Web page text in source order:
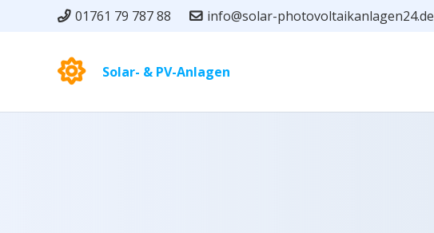
01761 79 787 88 info@solar-photovoltaikanlagen24.de
Solar- & PV-Anlagen